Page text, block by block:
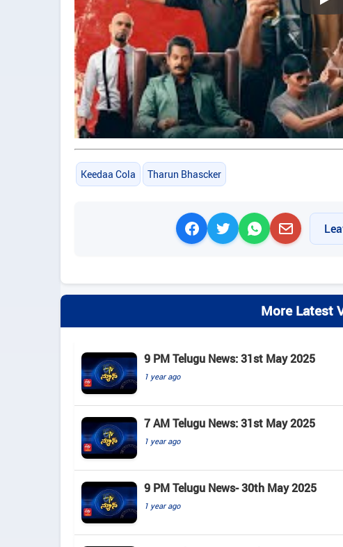
Play
Keedaa Cola Tharun Bhascker
More Latest
9 PM Telugu News: 31st May 2025
1 year ago
7 AM Telugu News: 31st May 2025
1 year ago
9 PM Telugu News- 30th May 2025
1 year ago